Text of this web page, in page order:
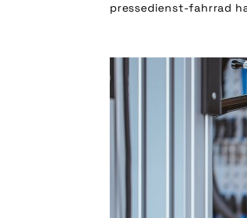
pressedienst-fahrrad